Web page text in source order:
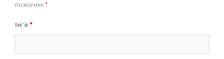
позначені *
Ім’я *